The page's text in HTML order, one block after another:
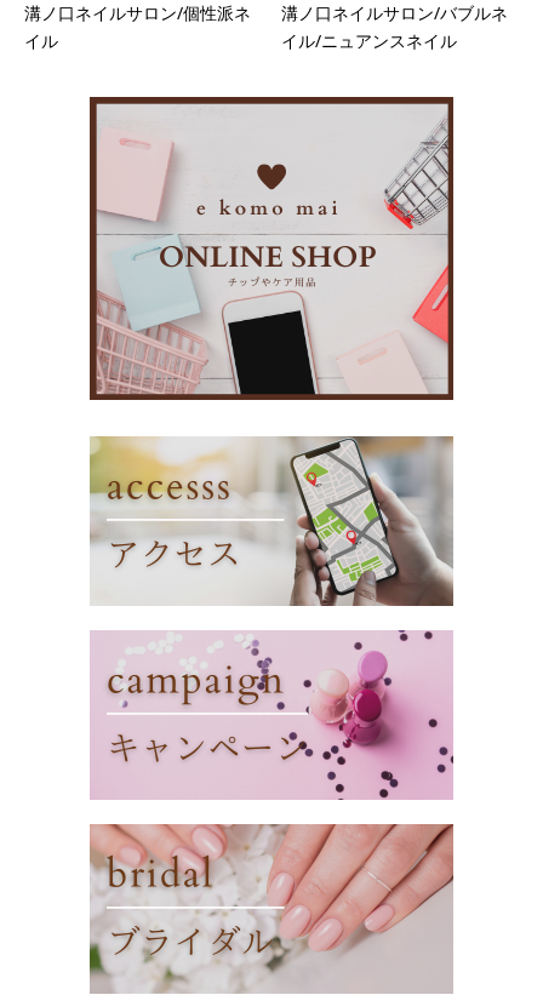
溝ノ口ネイルサロン/個性派ネ
イル
溝ノ口ネイルサロン/バブルネ
イル/ニュアンスネイル